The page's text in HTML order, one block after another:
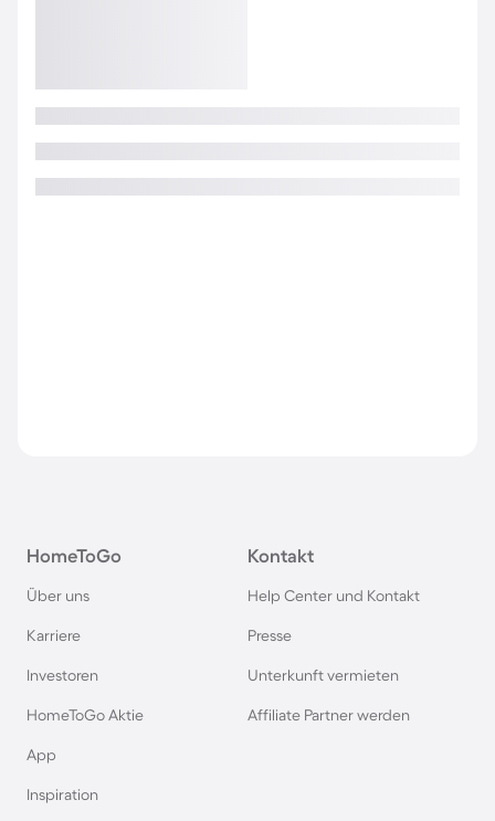
HomeToGo
Über uns
Karriere
Investoren
HomeToGo Aktie
App
Inspiration
Kontakt
Help Center und Kontakt
Presse
Unterkunft vermieten
Affiliate Partner werden